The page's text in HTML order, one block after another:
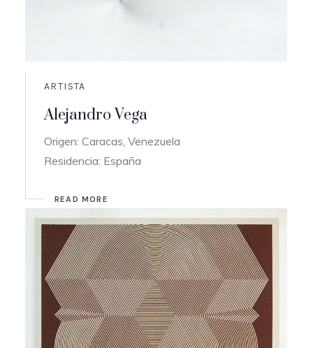
ARTISTA
Alejandro Vega
Origen: Caracas, Venezuela
Residencia: España
READ MORE